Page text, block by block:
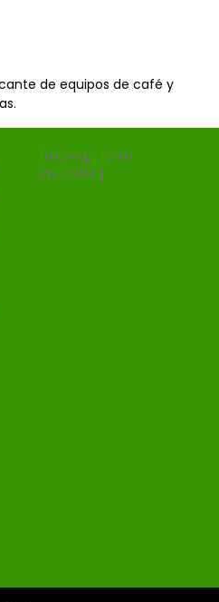
de equipos de café y
[mc4wp_form
id=»2383″]